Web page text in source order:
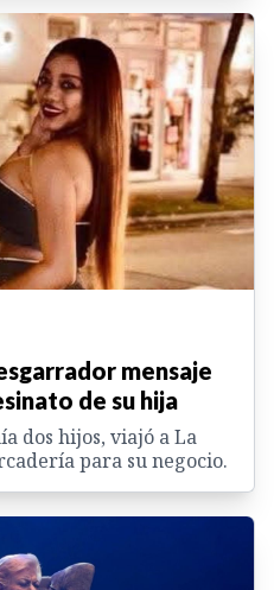
mensaje
de su hija
dos hijos, viajó a La
para su negocio.